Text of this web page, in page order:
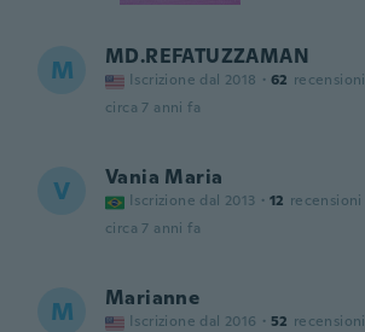
M MD.REFATUZZAMAN
Iscrizione dal 2018 · 62 recensioni
circa 7 anni fa
V Vania Maria
Iscrizione dal 2013 · 12 recensioni
circa 7 anni fa
M Marianne
Iscrizione dal 2016 · 52 recensioni